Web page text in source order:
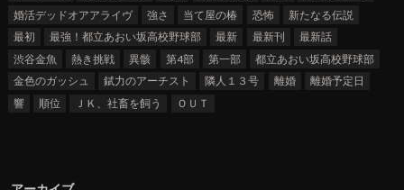
婚活デッドオアアライヴ
強さ 当て屋の椿 恐怖
新たなる伝説
最初
最強！都立あおい坂高校野球部 最新 最新刊
最新話
渋谷金魚
熱き挑戦 異骸 第4部 第一部
都立あおい坂高校野球部
金色のガッシュ
錻力のアーチスト 隣人１３号 離婚
離婚予定日
響
順位 ＪＫ、社畜を飼う ＯＵＴ